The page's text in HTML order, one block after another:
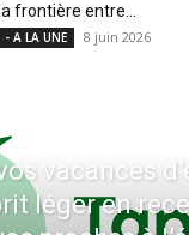
la frontière entre...
- A LA UNE 8 juin 2026
Aérien &
Air Maroc fait